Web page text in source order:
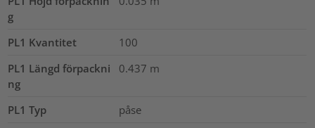
g
PL1 Kvantitet
100
PL1 Längd förpackni
ng
0.437 m
PL1 Typ
påse